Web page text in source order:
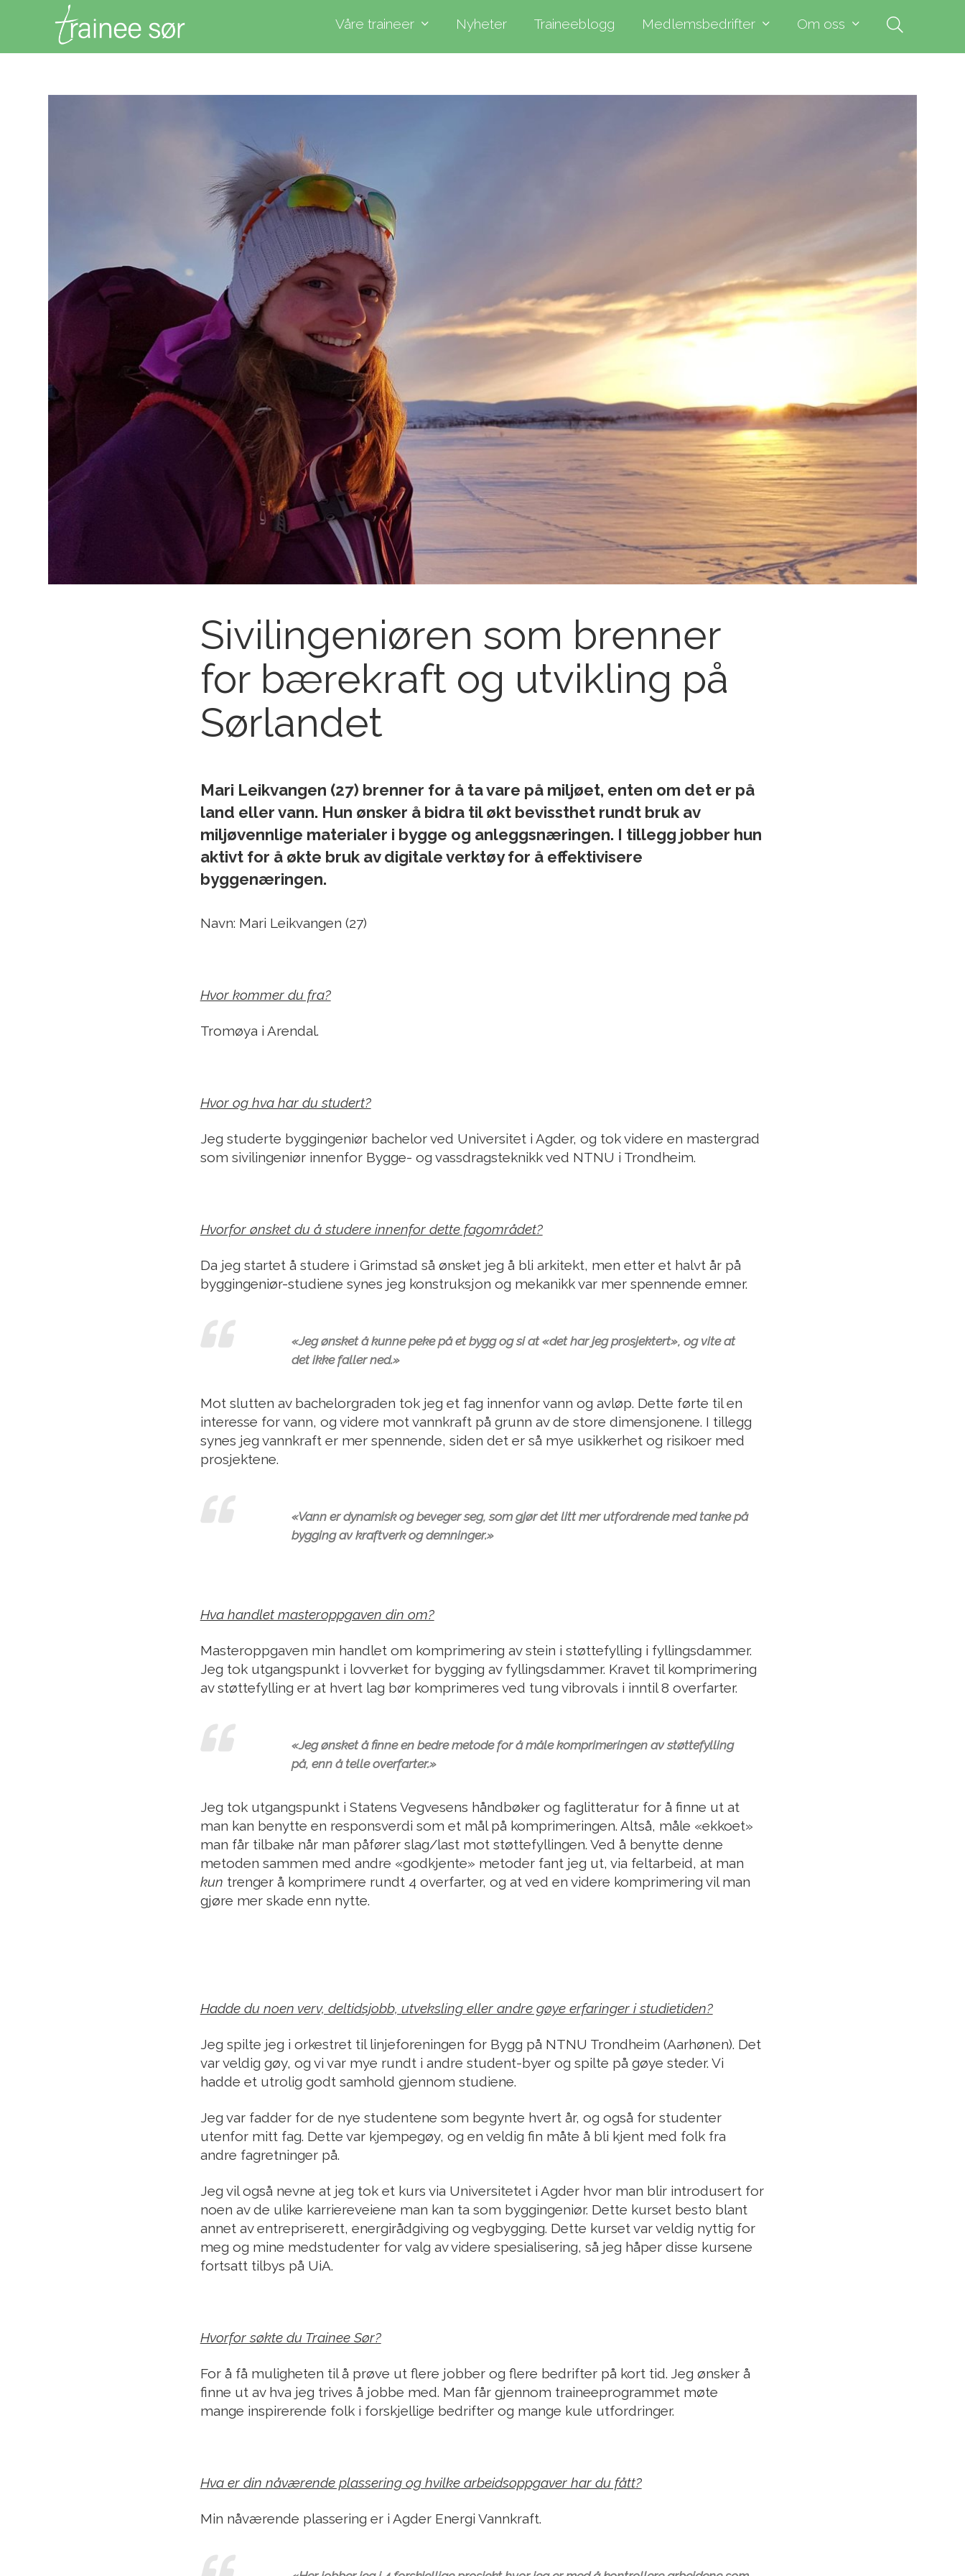
Våre traineer Nyheter Traineeblogg Medlemsbedrifter Om oss
Sivilingeniøren som brenner
for bærekraft og utvikling på
Sørlandet
Mari Leikvangen (27) brenner for å ta vare på miljøet, enten om det er på
land eller vann. Hun ønsker å bidra til økt bevissthet rundt bruk av
miljøvennlige materialer i bygge og anleggsnæringen. I tillegg jobber hun
aktivt for å økte bruk av digitale verktøy for å effektivisere
byggenæringen.
Navn: Mari Leikvangen (27)
Hvor kommer du fra?
Tromøya i Arendal.
Hvor og hva har du studert?
Jeg studerte byggingeniør bachelor ved Universitet i Agder, og tok videre en mastergrad
som sivilingeniør innenfor Bygge- og vassdragsteknikk ved NTNU i Trondheim.
Hvorfor ønsket du å studere innenfor dette fagområdet?
Da jeg startet å studere i Grimstad så ønsket jeg å bli arkitekt, men etter et halvt år på
byggingeniør-studiene synes jeg konstruksjon og mekanikk var mer spennende emner.
«Jeg ønsket å kunne peke på et bygg og si at «det har jeg prosjektert», og vite at
det ikke faller ned.»
Mot slutten av bachelorgraden tok jeg et fag innenfor vann og avløp. Dette førte til en
interesse for vann, og videre mot vannkraft på grunn av de store dimensjonene. I tillegg
synes jeg vannkraft er mer spennende, siden det er så mye usikkerhet og risikoer med
prosjektene.
«Vann er dynamisk og beveger seg, som gjør det litt mer utfordrende med tanke på
bygging av kraftverk og demninger.»
Hva handlet masteroppgaven din om?
Masteroppgaven min handlet om komprimering av stein i støttefylling i fyllingsdammer.
Jeg tok utgangspunkt i lovverket for bygging av fyllingsdammer. Kravet til komprimering
av støttefylling er at hvert lag bør komprimeres ved tung vibrovals i inntil 8 overfarter.
«Jeg ønsket å finne en bedre metode for å måle komprimeringen av støttefylling
på, enn å telle overfarter.»
Jeg tok utgangspunkt i Statens Vegvesens håndbøker og faglitteratur for å finne ut at
man kan benytte en responsverdi som et mål på komprimeringen. Altså, måle «ekkoet»
man får tilbake når man påfører slag/last mot støttefyllingen. Ved å benytte denne
metoden sammen med andre «godkjente» metoder fant jeg ut, via feltarbeid, at man
kun trenger å komprimere rundt 4 overfarter, og at ved en videre komprimering vil man
gjøre mer skade enn nytte.
Hadde du noen verv, deltidsjobb, utveksling eller andre gøye erfaringer i studietiden?
Jeg spilte jeg i orkestret til linjeforeningen for Bygg på NTNU Trondheim (Aarhønen). Det
var veldig gøy, og vi var mye rundt i andre student-byer og spilte på gøye steder. Vi
hadde et utrolig godt samhold gjennom studiene.
Jeg var fadder for de nye studentene som begynte hvert år, og også for studenter
utenfor mitt fag. Dette var kjempegøy, og en veldig fin måte å bli kjent med folk fra
andre fagretninger på.
Jeg vil også nevne at jeg tok et kurs via Universitetet i Agder hvor man blir introdusert for
noen av de ulike karriereveiene man kan ta som byggingeniør. Dette kurset besto blant
annet av entrepriserett, energirådgiving og vegbygging. Dette kurset var veldig nyttig for
meg og mine medstudenter for valg av videre spesialisering, så jeg håper disse kursene
fortsatt tilbys på UiA.
Hvorfor søkte du Trainee Sør?
For å få muligheten til å prøve ut flere jobber og flere bedrifter på kort tid. Jeg ønsker å
finne ut av hva jeg trives å jobbe med. Man får gjennom traineeprogrammet møte
mange inspirerende folk i forskjellige bedrifter og mange kule utfordringer.
Hva er din nåværende plassering og hvilke arbeidsoppgaver har du fått?
Min nåværende plassering er i Agder Energi Vannkraft.